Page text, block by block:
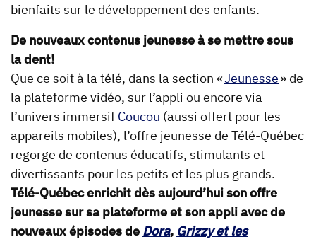
bienfaits sur le développement des enfants.
De nouveaux contenus jeunesse à se mettre sous
la dent!
Que ce soit à la télé, dans la section «Jeunesse» de
la plateforme vidéo, sur l’appli ou encore via
l’univers immersif Coucou (aussi offert pour les
appareils mobiles), l’offre jeunesse de Télé-Québec
regorge de contenus éducatifs, stimulants et
divertissants pour les petits et les plus grands.
Télé-Québec enrichit dès aujourd’hui son offre
jeunesse sur sa plateforme et son appli avec de
nouveaux épisodes de Dora, Grizzy et les